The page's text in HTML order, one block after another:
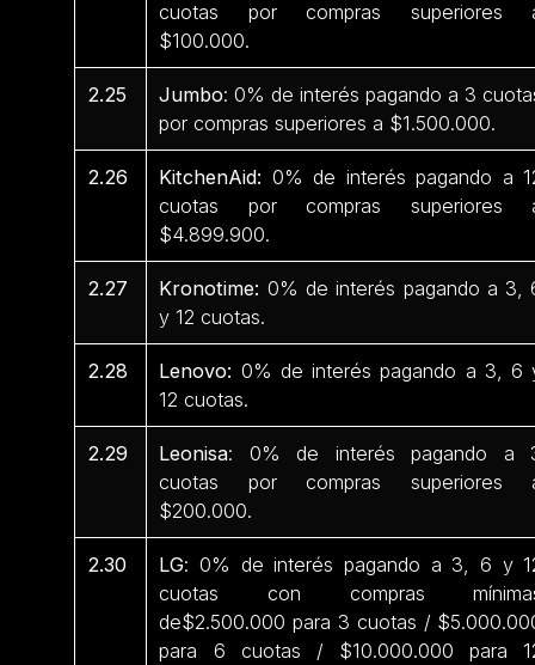
cuotas por compras superiores
$100.000.
2.25 Jumbo: 0% de interés pagando a 3
por compras superiores a $1.500.000.
2.26 KitchenAid: 0% de interés pagando a
cuotas por compras superiores
$4.899.900.
2.27 Kronotime: 0% de interés pagando a 3,
y 12 cuotas.
2.28 Lenovo: 0% de interés pagando a 3, 6
12 cuotas.
2.29 Leonisa: 0% de interés pagando a
cuotas por compras superiores
$200.000.
2.30 LG: 0% de interés pagando a 3, 6 y
cuotas con compras
de$2.500.000 para 3 cuotas /
para 6 cuotas / $10.000.000 para